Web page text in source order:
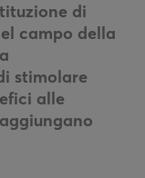
di
campo della
stimolare
alle